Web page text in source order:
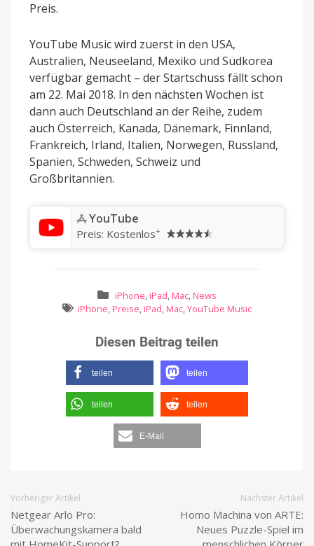
Preis.
YouTube Music wird zuerst in den USA,
Australien, Neuseeland, Mexiko und Südkorea
verfügbar gemacht – der Startschuss fällt schon
am 22. Mai 2018. In den nächsten Wochen ist
dann auch Deutschland an der Reihe, zudem
auch Österreich, Kanada, Dänemark, Finnland,
Frankreich, Irland, Italien, Norwegen, Russland,
Spanien, Schweden, Schweiz und
Großbritannien.
‎YouTube
Preis: Kostenlos+
iPhone, iPad, Mac, News
iPhone, Preise, iPad, Mac,YouTube Music
Diesen Beitrag teilen
teilen teilen
teilen teilen
E-Mail
Vorheriger Artikel
Netgear Arlo Pro:
Überwachungskamera bald
Nächster Artikel
Homo Machina von ARTE:
Neues Puzzle-Spiel im